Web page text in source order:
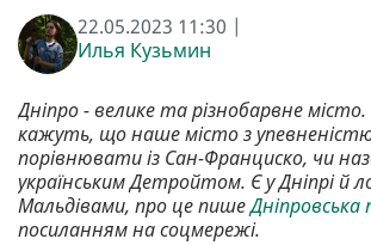
22.05.2023 11:30 |
Илья Кузьмин
Дніпро - велике та різнобарвне
кажуть, що наше місто з
порівнювати із Сан-Франциско, чи
українським Детройтом. Є у Дніпрі й
Мальдівами, про це пише
посиланням на соцмережі.